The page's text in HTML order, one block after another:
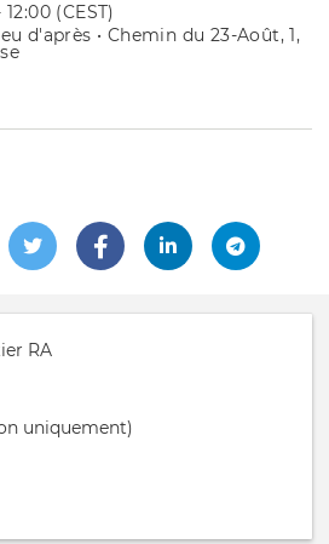
(CEST)
d'après • Chemin du 23-Août, 1,
RA
uniquement)